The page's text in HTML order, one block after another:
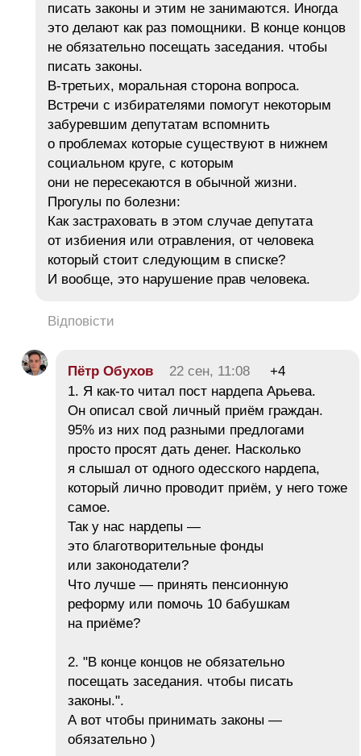
писать законы и этим не занимаются. Иногда
это делают как раз помощники. В конце концов
не обязательно посещать заседания. чтобы
писать законы.
В-третьих, моральная сторона вопроса.
Встречи с избирателями помогут некоторым
забуревшим депутатам вспомнить
о проблемах которые существуют в нижнем
социальном круге, с которым
они не пересекаются в обычной жизни.
Прогулы по болезни:
Как застраховать в этом случае депутата
от избиения или отравления, от человека
который стоит следующим в списке?
И вообще, это нарушение прав человека.
Відповісти
Пётр Обухов 22 сен, 11:08
+4
1. Я как-то читал пост нардепа Арьева.
Он описал свой личный приём граждан.
95% из них под разными предлогами
просто просят дать денег. Насколько
я слышал от одного одесского нардепа,
который лично проводит приём, у него тоже
самое.
Так у нас нардепы —
это благотворительные фонды
или законодатели?
Что лучше — принять пенсионную
реформу или помочь 10 бабушкам
на приёме?
2. "В конце концов не обязательно
посещать заседания. чтобы писать
законы.".
А вот чтобы принимать законы —
обязательно )